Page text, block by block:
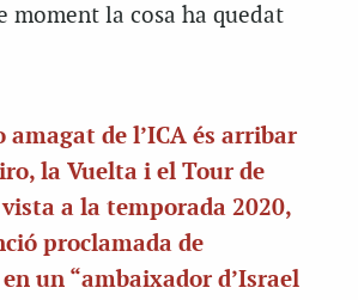
moment la cosa ha quedat
amagat de l’ICA és arribar
la Vuelta i el Tour de
a la temporada 2020,
proclamada de
un “ambaixador d’Israel